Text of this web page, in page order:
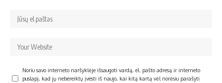
Noriu savo interneto naršyklėje išsaugoti vardą, el. pašto adresą ir interneto
puslapį, kad jų nebereiktų įvesti iš naujo, kai kitą kartą vėl norėsiu parašyti